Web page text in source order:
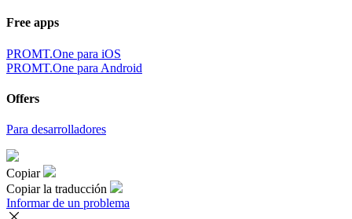
Free apps
PROMT.One para iOS
PROMT.One para Android
Offers
Para desarrolladores
Copiar
Copiar la traducción
Informar de un problema